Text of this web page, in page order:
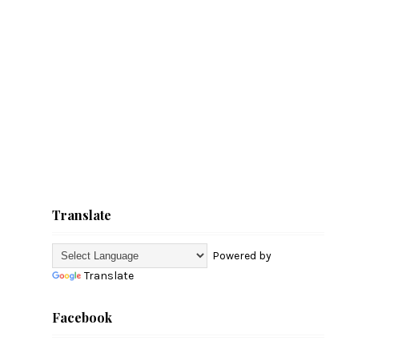
Translate
Powered by
Translate
Facebook